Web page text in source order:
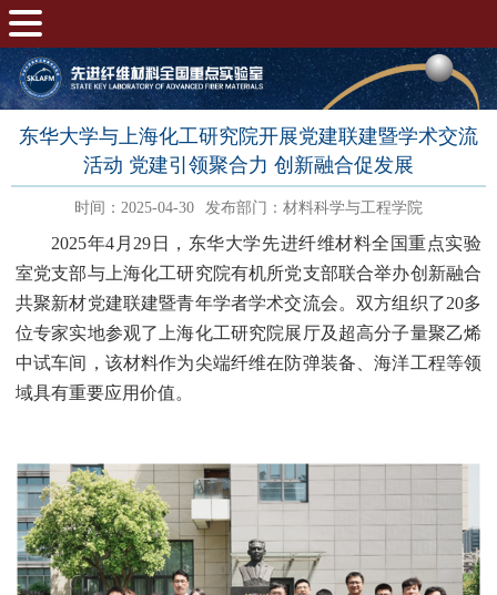
东华大学与上海化工研究院开展党建联建暨学术交流
活动 党建引领聚合力 创新融合促发展
时间：2025-04-30 发布部门：材料科学与工程学院
2025年4 月 29 日，东华大学先进纤维材料全国重点实验
室党支部与上海化工研究院有机所党支部联合举办创新融合
共聚新材党建联建暨青年学者学术交流会。双方组织了20多
位专家实地参观了上海化工研究院展厅及超高分子量聚乙烯
中试车间，该材料作为尖端纤维在防弹装备、海洋工程等领
域具有重要应用价值。